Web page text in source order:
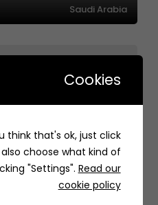
Saudi Arabia
The Cluster – ذا كلستر
Arabia
Cookies
think that's ok, just click
choose what kind of
"Settings". Read our
cookie policy